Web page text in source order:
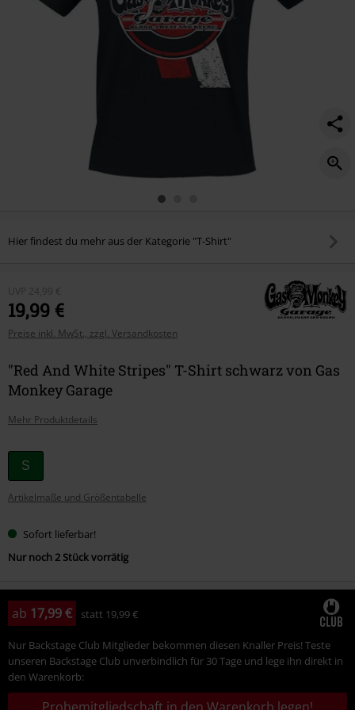
Hier findest du mehr aus der Kategorie "T-Shirt"
UVP 24,99 €
19,99 €
Preise inkl. MwSt., zzgl. Versandkosten
"Red And White Stripes" T-Shirt schwarz von Gas
Monkey Garage
Mehr Produktdetails
Wähle
deine
Größe
S
Artikelmaße und Größentabelle
Sofort lieferbar!
Nur noch 2 Stück vorrätig
ab 17,99 € statt 19,99 €
Nur Backstage Club Mitglieder bekommen diesen Knaller Preis! Teste
unseren Backstage Club unverbindlich für 30 Tage und lege ihn direkt in
den Warenkorb:
Probemitgliedschaft in den Warenkorb legen!